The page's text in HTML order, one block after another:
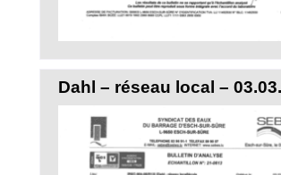
Dahl – réseau local –